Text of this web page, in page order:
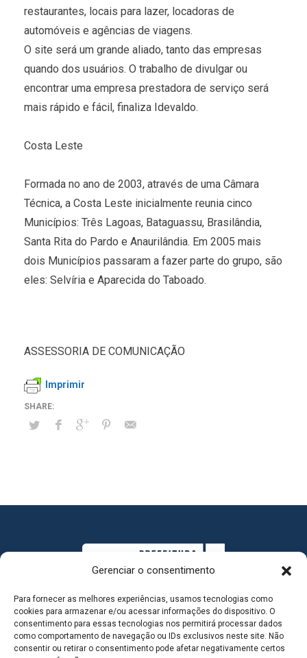
Gerenciar o consentimento
Para fornecer as melhores experiências, usamos tecnologias como
cookies para armazenar e/ou acessar informações do dispositivo. O
consentimento para essas tecnologias nos permitirá processar dados
como comportamento de navegação ou IDs exclusivos neste site. Não
consentir ou retirar o consentimento pode afetar negativamente certos
restaurantes, locais para lazer, locadoras de
automóveis e agências de viagens.
O site será um grande aliado, tanto das empresas
quando dos usuários. O trabalho de divulgar ou
encontrar uma empresa prestadora de serviço será
mais rápido e fácil, finaliza Idevaldo.
Costa Leste
Formada no ano de 2003, através de uma Câmara
Técnica, a Costa Leste inicialmente reunia cinco
Municípios: Três Lagoas, Bataguassu, Brasilândia,
Santa Rita do Pardo e Anaurilândia. Em 2005 mais
dois Municípios passaram a fazer parte do grupo, são
eles: Selvíria e Aparecida do Taboado.
ASSESSORIA DE COMUNICAÇÃO
Imprimir
MAPA DO SITE